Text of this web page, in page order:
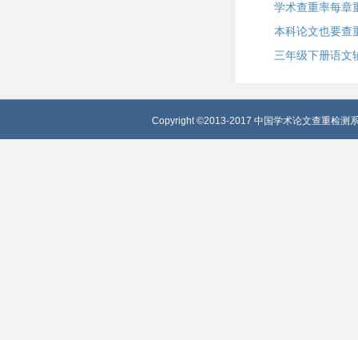
学术查重率每章
本科论文也要查
三年级下册语文
Copyright ©2013-2017 中国学术论文查重检